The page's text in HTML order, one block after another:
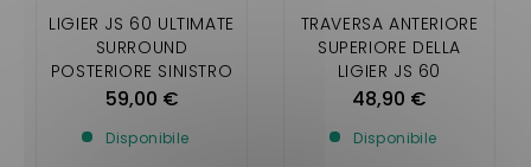
LIGIER JS 60 ULTIMATE
SURROUND
POSTERIORE SINISTRO
59,00 €
Disponibile
TRAVERSA ANTERIORE
SUPERIORE DELLA
LIGIER JS 60
48,90 €
Disponibile